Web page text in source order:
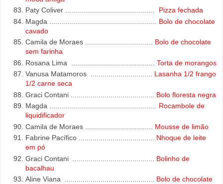
Paty Coliver .............................................
Pizza fechada
Magda ...................................................... Bolo de chocolate
cavado
Camila de Moraes .................................. Bolo de chocolate
sem farinha
Rosana Lima .......................................... Torta de morangos
Vanusa Matamoros ...............................
Lasanha 1/2 frango
1/2 carne seca
Graci Contani .......................................... Bolo floresta negra
Magda ...................................................... Rocambole de
liquidificador
Camila de Moraes .................................. Mousse de limão
Fabrine Pacífico ...................................... Nhoque de leite
em pó
Graci Contani ......................................... Bolinho de
bacalhau
Aline Viana ............................................. Bolo de chocolate